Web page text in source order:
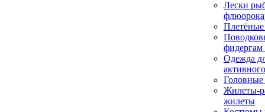
Лески
Одежда
Жилеты-
жилеты